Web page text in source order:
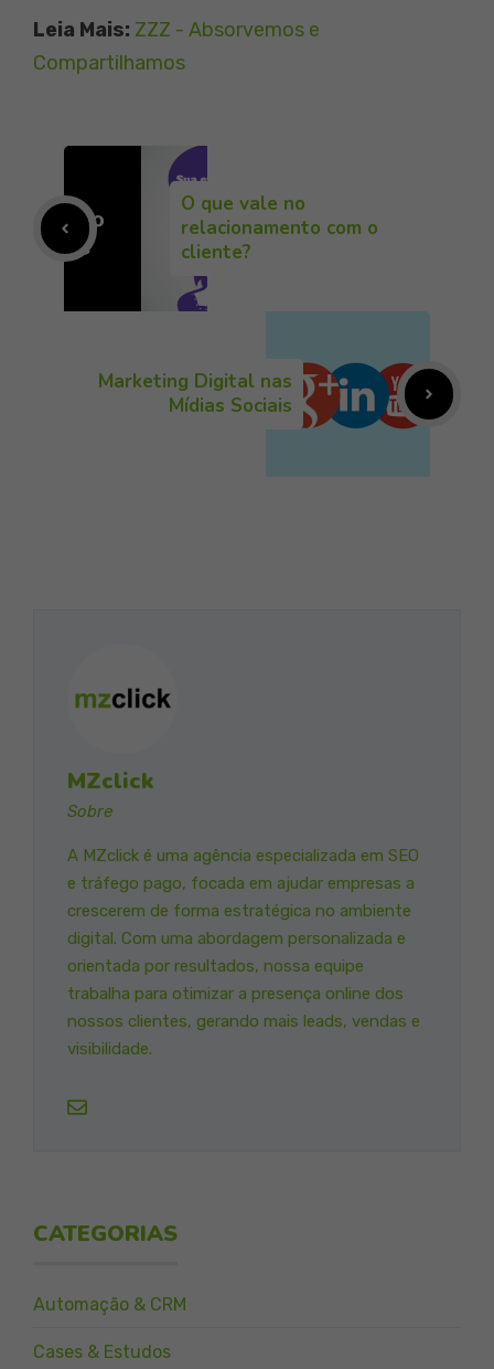
Leia Mais: ZZZ - Absorvemos e
Compartilhamos
O que vale no
relacionamento com o
cliente?
Marketing Digital nas
Mídias Sociais
MZclick
Sobre
A MZclick é uma agência especializada em SEO
e tráfego pago, focada em ajudar empresas a
crescerem de forma estratégica no ambiente
digital. Com uma abordagem personalizada e
orientada por resultados, nossa equipe
trabalha para otimizar a presença online dos
nossos clientes, gerando mais leads, vendas e
visibilidade.
CATEGORIAS
Automação & CRM
Cases & Estudos